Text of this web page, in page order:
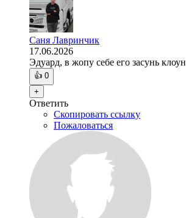
Саня Лавринчик
17.06.2026
Эдуард, в жопу себе его засунь клоун
👍 0
+
Ответить
Скопировать ссылку
Пожаловаться